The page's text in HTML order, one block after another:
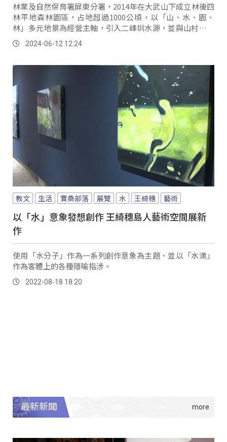
林業及自然保育署屏東分署，2014年在大武山下成立林後四
林平地森林園區，占地超過1000公頃，以「山、水、園、
林」多元地景為經營主軸，引入二峰圳水源，並與山村社區
小農合作，成為林學校食農教育的共耕場域外，結合台糖公
司將樹林打造成碳匯經營示範區。
2024-06-12 12:24
教文 生活 寶桑部落 展覽 水 王綺穗 藝術
以「水」意象發想創作 王綺穗島人藝術空間展新
作
使用「水分子」作為一系列創作意象為主題、並以「水滴」
作為客體上的各種隱喻指涉。
2022-08-18 18:20
最新新聞